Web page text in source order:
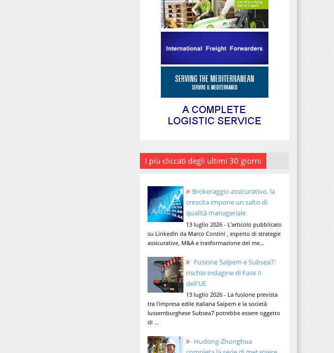
I più cliccati degli ultimi 30 giorni
Brokeraggio assicurativo, la
crescita impone un salto di
qualità manageriale
13 luglio 2026 - L'articolo pubblicato
su LinkedIn da Marco Contini , esperto di strategie
assicurative, M&A e trasformazione del me...
Fusione Saipem e Subsea7:
rischio indagine di Fase II
dell'UE
13 luglio 2026 - La fusione prevista
tra l'impresa edile italiana Saipem e la società
lussemburghese Subsea7 potrebbe essere oggetto
di ...
Hudong-Zhonghua